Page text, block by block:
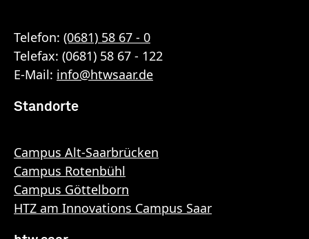
Telefon: (0681) 58 67 - 0
Telefax: (0681) 58 67 - 122
E-Mail: info@htwsaar.de
Standorte
Campus Alt-Saarbrücken
Campus Rotenbühl
Campus Göttelborn
HTZ am Innovations Campus Saar